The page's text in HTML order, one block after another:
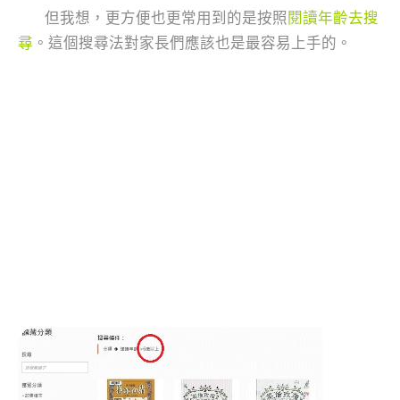
但我想，更方便也更常用到的是按照 閱讀年齡去搜
尋 。這個搜尋法對家長們應該也是最容易上手的。